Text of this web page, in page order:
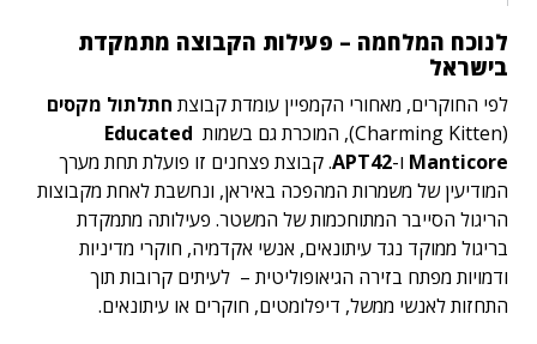
לנוכח המלחמה – פעילות הקבוצה מתמקדת
בישראל
לפי החוקרים, מאחורי הקמפיין עומדת קבוצת חתלתול מקסים
(Charming Kitten), המוכרת גם בשמות
Educated
Manticore ו-APT42. קבוצת פצחנים זו פועלת תחת מערך
המודיעין של משמרות המהפכה באיראן, ונחשבת לאחת מקבוצות
הריגול הסייבר המתוחכמות של המשטר. פעילותה מתמקדת
בריגול ממוקד נגד עיתונאים, אנשי אקדמיה, חוקרי מדיניות
ודמויות מפתח בזירה הגיאופוליטית – לעיתים קרובות תוך
התחזות לאנשי ממשל, דיפלומטים, חוקרים או עיתונאים.